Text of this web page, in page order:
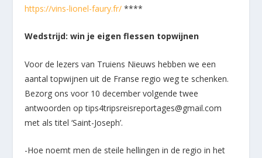
https://vins-lionel-faury.fr/ ****
Wedstrijd: win je eigen flessen topwijnen
Voor de lezers van Truiens Nieuws hebben we een
aantal topwijnen uit de Franse regio weg te schenken.
Bezorg ons voor 10 december volgende twee
antwoorden op tips4tripsreisreportages@gmail.com
met als titel ‘Saint-Joseph’.
-Hoe noemt men de steile hellingen in de regio in het